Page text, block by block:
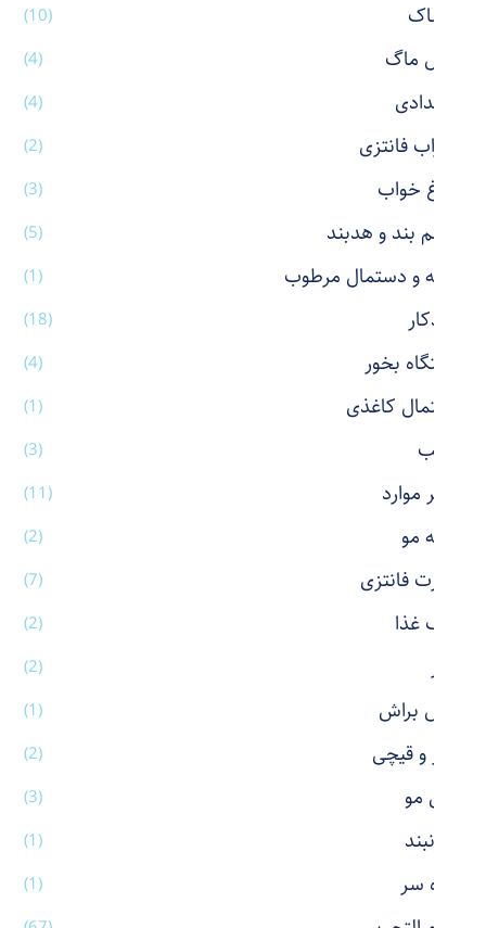
پوشاک (10)
تراول ماگ (4)
جامدادی (4)
جوراب فانتزی (2)
چراغ خواب (3)
چشم بند و هدبند (5)
حوله و دستمال مرطوب (1)
خودکار (18)
دستگاه بخور (4)
دستمال کاغذی (1)
رژ لب (3)
سایر موارد (11)
شانه مو (2)
شورت فانتزی (7)
ظرف غذا (2)
عطر (2)
فیس براش (1)
کاتر و قیچی (2)
کش مو (3)
گردنبند (1)
گیره سر (1)